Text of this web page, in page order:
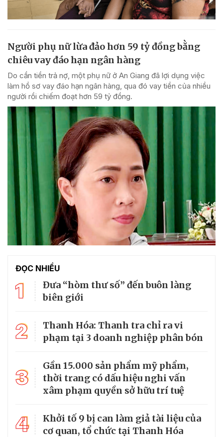
Người phụ nữ lừa đảo hơn 59 tỷ đồng bằng
chiêu vay đáo hạn ngân hàng
Do cần tiền trả nợ, một phụ nữ ở An Giang đã lợi dụng việc
làm hồ sơ vay đáo hạn ngân hàng, qua đó vay tiền của nhiều
người rồi chiếm đoạt hơn 59 tỷ đồng.
ĐỌC NHIỀU
1
Đưa “hòm thư số” đến buôn làng
biên giới
2
Thanh Hóa: Thanh tra chỉ ra vi
phạm tại 3 doanh nghiệp phân bón
3
Gần 15.000 sản phẩm mỹ phẩm,
thời trang có dấu hiệu nghi vấn
xâm phạm quyền sở hữu trí tuệ
4
Khởi tố 9 bị can làm giả tài liệu của
cơ quan, tổ chức tại Thanh Hóa